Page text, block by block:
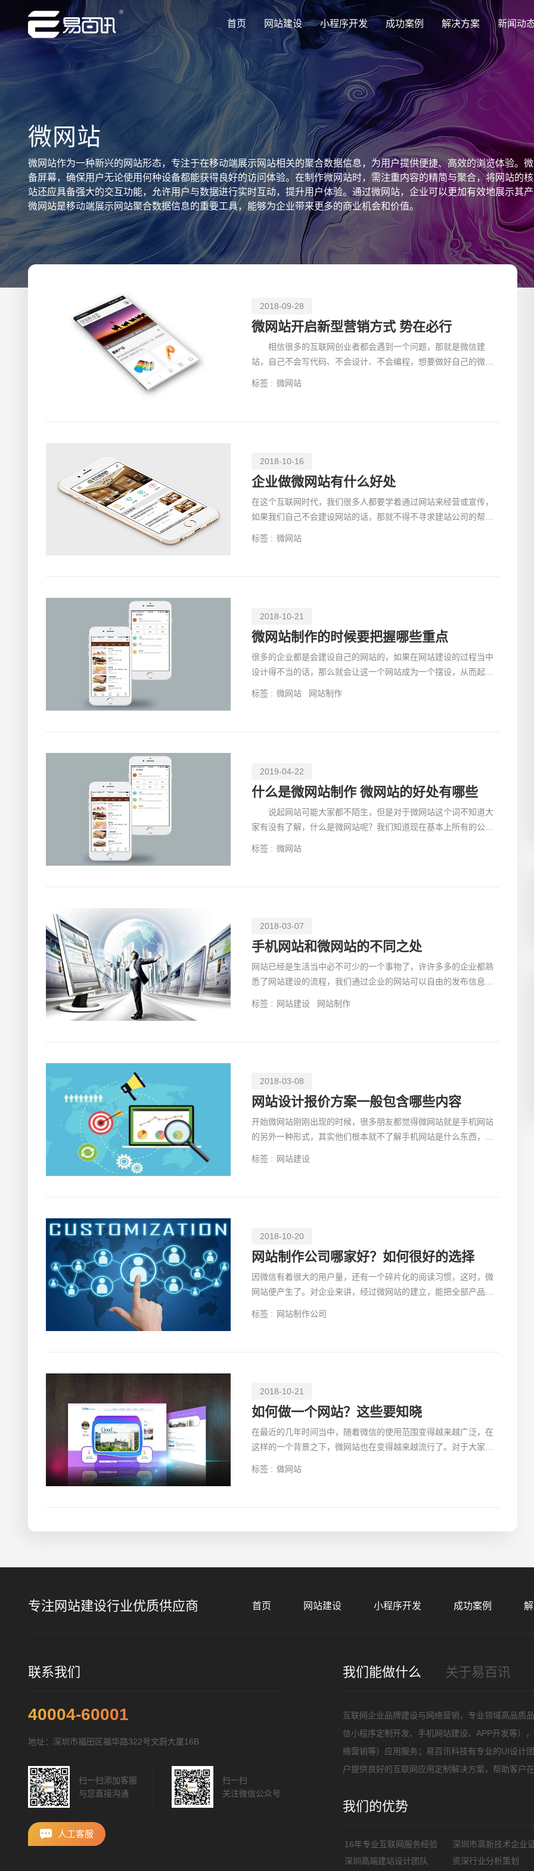
首页 网站建设
专注网站建设行业优质供应商
创意品牌型网站建设
企业品牌高端网站设计
响应式网站建设
适应各个终端设备网站
购物商城系统开发
零售在线电子商务网站
小程序开发 成功案例
专注网站建设行业优质供应商 集团上市网站
集团大企上市公司
外贸出口网站
外贸进出口网站开发
企
创意
解决方案
专注网站建设行业优质供应商
解决方案
定制化视觉设计与互动策划方案
芯片半导体网站建设解决方
案
新能源行业
案
购物商城网站建设解决方案 品牌形象网
门户网站建设解决方案 营销型网站
新闻动
专注网站建设行业优质供应商 最新签约
Latest signing
行业新闻
Industry information
网
专注网站建设行业优质供应商 公司介绍
致力于互联网品牌建设
发展历程
一路走来感谢您的陪伴
微网站
微网站作为一种新兴的网站形态，专注于在移动端展示网站相关的聚合数据信息，为用户提供便捷、高效的浏览体验。
备屏幕，确保用户无论使用何种设备都能获得良好的访问体验。在制作微网站时，需注重内容的精简与聚合，将网站的
站还应具备强大的交互功能，允许用户与数据进行实时互动，提升用户体验。通过微网站，企业可以更加有效地展示其
微网站是移动端展示网站聚合数据信息的重要工具，能够为企业带来更多的商业机会和价值。
2018-09-28
微网站开启新型营销方式 势在必行
相信很多的互联网创业者都会遇到一个问题，那就是微信建
站，自己不会写代码、不会设计、不会编程，想要做好自己的微信
标签 : 微网站
2018-10-16
企业做微网站有什么好处
在这个互联网时代，我们很多人都要学着通过网站来经营或宣传，
如果我们自己不会建设网站的话，那就不得不寻求建站公司的帮
标签 : 微网站
2018-10-21
微网站制作的时候要把握哪些重点
很多的企业都是会建设自己的网站的，如果在网站建设的过程当中
设计得不当的话，那么就会让这一个网站成为一个摆设，从而起不
标签 : 微网站 网站制作
2019-04-22
什么是微网站制作 微网站的好处有哪些
说起网站可能大家都不陌生，但是对于微网站这个词不知道大
家有没有了解，什么是微网站呢？我们知道现在基本上所有的公司
标签 : 微网站
2018-03-07
手机网站和微网站的不同之处
网站已经是生活当中必不可少的一个事物了，许许多多的企业都熟
悉了网站建设的流程，我们通过企业的网站可以自由的发布信息、
标签 : 网站建设 网站制作
2018-03-08
网站设计报价方案一般包含哪些内容
开始微网站刚刚出现的时候，很多朋友都觉得微网站就是手机网站
的另外一种形式，其实他们根本就不了解手机网站是什么东西，微
标签 : 网站建设
2018-10-20
网站制作公司哪家好？如何很好的选择
因微信有着很大的用户量，还有一个碎片化的阅读习惯，这时，微
网站便产生了。对企业来讲，经过微网站的建立，能把全部产品信
标签 : 网站制作公司
2018-10-21
如何做一个网站？这些要知晓
在最近的几年时间当中，随着微信的使用范围变得越来越广泛，在
这样的一个背景之下，微网站也在变得越来越流行了。对于大家来
标签 : 做网站
专注网站建设行业优质供应商 首页 网站建设 小程序开发 成功案例
联系我们
40004-60001
地址：深圳市福田区福华路322号文蔚大厦16B
扫一扫添加客服
与您直接沟通
扫一扫
关注微信公众号
人工客服
我们能做什么 关于易百讯
互联网企业品牌建设与网络营销，专业领域高品质
信小程序定制开发、手机网站建设、APP开发等）
络营销等）应用服务；易百讯科技有专业的UI设计
户提供良好的互联网应用定制解决方案，帮助客户
我们的优势
16年专业互联网服务经验 深圳市高新技术企业
深圳高端建站设计团队
资深行业分析策划